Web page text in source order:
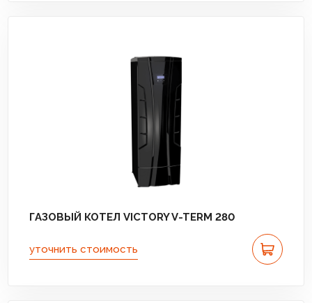
ГАЗОВЫЙ КОТЕЛ VICTORY V-TERM 280
уточнить стоимость